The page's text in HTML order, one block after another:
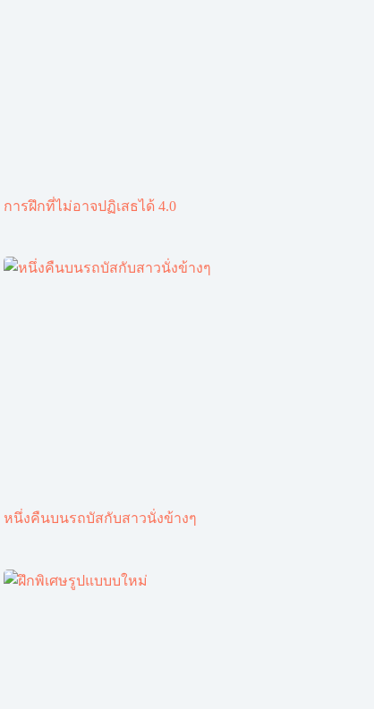
การฝึกที่ไม่อาจปฏิเสธได้ 4.0
หนึ่งคืนบนรถบัสกับสาวนั่งข้างๆ